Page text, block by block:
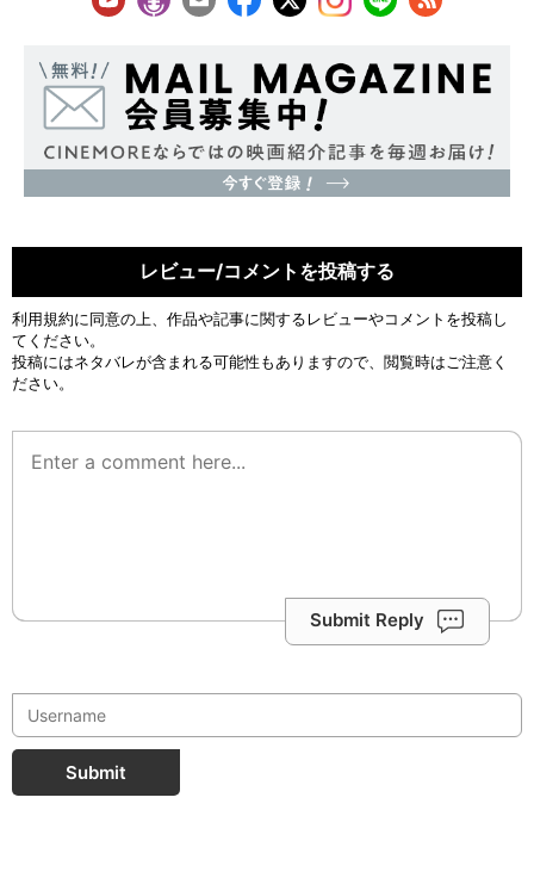
レビュー/コメントを投稿する
利用規約に同意の上、作品や記事に関するレビューやコメントを投稿し
てください。
投稿にはネタバレが含まれる可能性もありますので、閲覧時はご注意く
ださい。
Submit Reply
Submit